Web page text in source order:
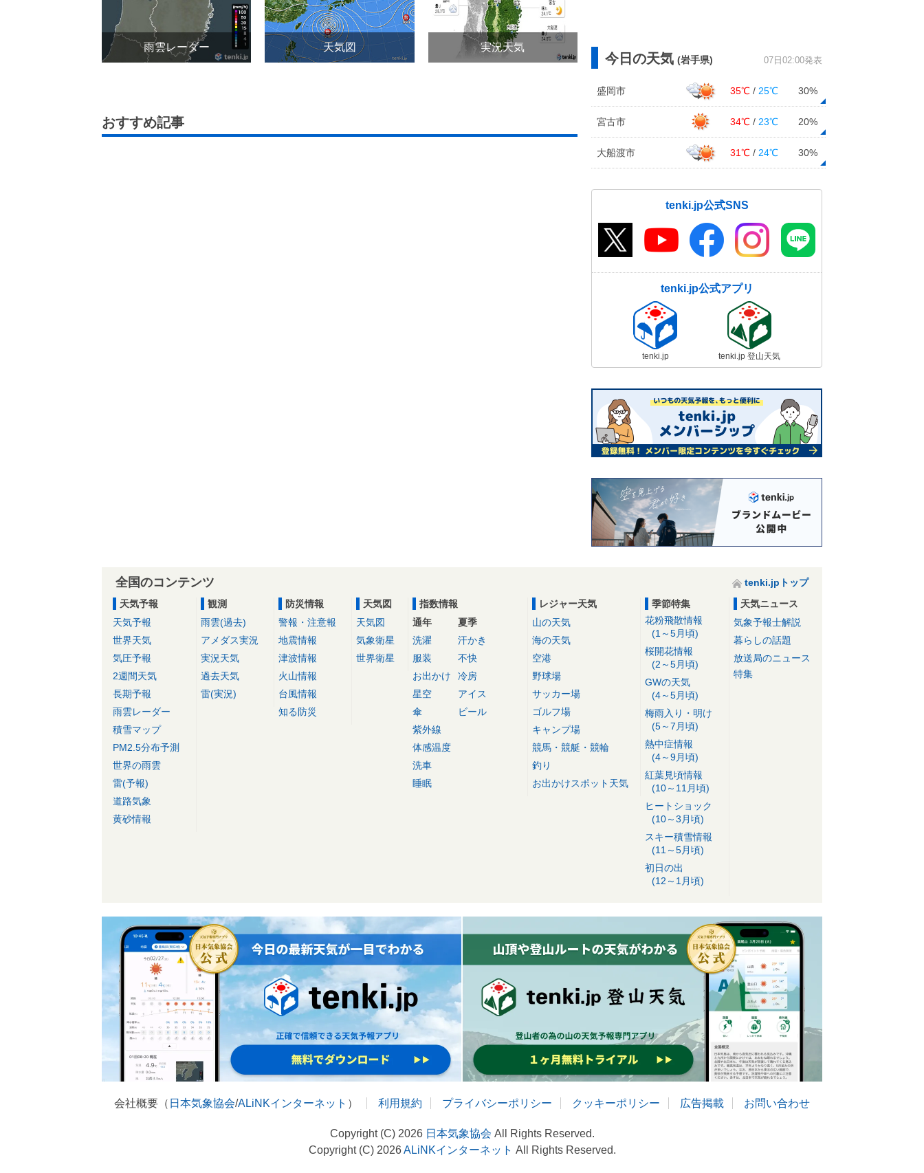
雨雲レーダー 天気図 実況天気
おすすめ記事
今日の天気 (岩手県) 07日02:00発表
盛岡市 35℃ / 25℃ 30%
宮古市 34℃ / 23℃ 20%
大船渡市 31℃ / 24℃ 30%
tenki.jp公式SNS
tenki.jp公式アプリ
tenki.jp tenki.jp 登山天気
全国のコンテンツ
tenki.jpトップ
天気予報
天気予報
世界天気
気圧予報
2週間天気
長期予報
雨雲レーダー
積雪マップ
PM2.5分布予測
世界の雨雲
雷(予報)
道路気象
黄砂情報
観測
雨雲(過去)
アメダス実況
実況天気
過去天気
雷(実況)
防災情報
警報・注意報
地震情報
津波情報
火山情報
台風情報
知る防災
天気図
天気図
気象衛星
世界衛星
指数情報
通年
洗濯
服装
お出かけ
星空
傘
紫外線
体感温度
洗車
睡眠
夏季
汗かき
不快
冷房
アイス
ビール
レジャー天気
山の天気
海の天気
空港
野球場
サッカー場
ゴルフ場
キャンプ場
競馬・競艇・競輪
釣り
お出かけスポット天気
季節特集
花粉飛散情報
(1～5月頃)
桜開花情報
(2～5月頃)
GWの天気
(4～5月頃)
梅雨入り・明け
(5～7月頃)
熱中症情報
(4～9月頃)
紅葉見頃情報
(10～11月頃)
ヒートショック
(10～3月頃)
スキー積雪情報
(11～5月頃)
初日の出
(12～1月頃)
天気ニュース
気象予報士解説
暮らしの話題
放送局のニュース
特集
会社概要（ 日本気象協会/ALiNKインターネット ） 利用規約 プライバシーポリシー クッキーポリシー 広告掲載 お問い合わせ
Copyright (C) 2026 日本気象協会 All Rights Reserved.
Copyright (C) 2026ALiNKインターネット All Rights Reserved.